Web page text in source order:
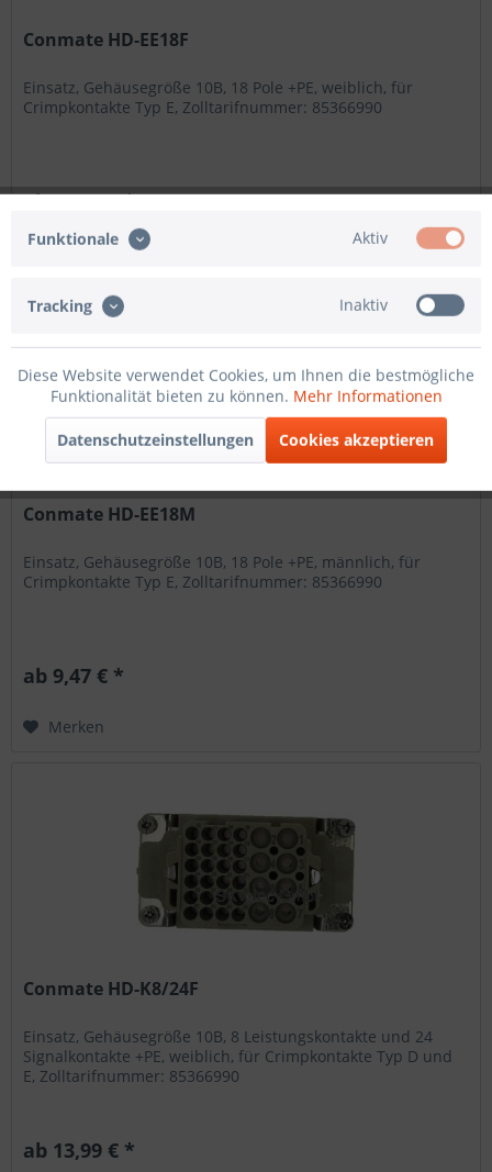
Conmate HD-EE18F
Einsatz, Gehäusegröße 10B, 18 Pole +PE, weiblich, für
Crimpkontakte Typ E, Zolltarifnummer: 85366990
ab 11,05 € *
Conmate HD-EE18M
Einsatz, Gehäusegröße 10B, 18 Pole +PE, männlich, für
Crimpkontakte Typ E, Zolltarifnummer: 85366990
ab 9,47 € *
Merken
Conmate HD-K8/24F
Einsatz, Gehäusegröße 10B, 8 Leistungskontakte und 24
Signalkontakte +PE, weiblich, für Crimpkontakte Typ D und
E, Zolltarifnummer: 85366990
ab 13,99 € *
Funktionale Aktiv
Tracking Inaktiv
Diese Website verwendet Cookies, um Ihnen die bestmögliche
Funktionalität bieten zu können. Mehr Informationen
Datenschutzeinstellungen Cookies akzeptieren